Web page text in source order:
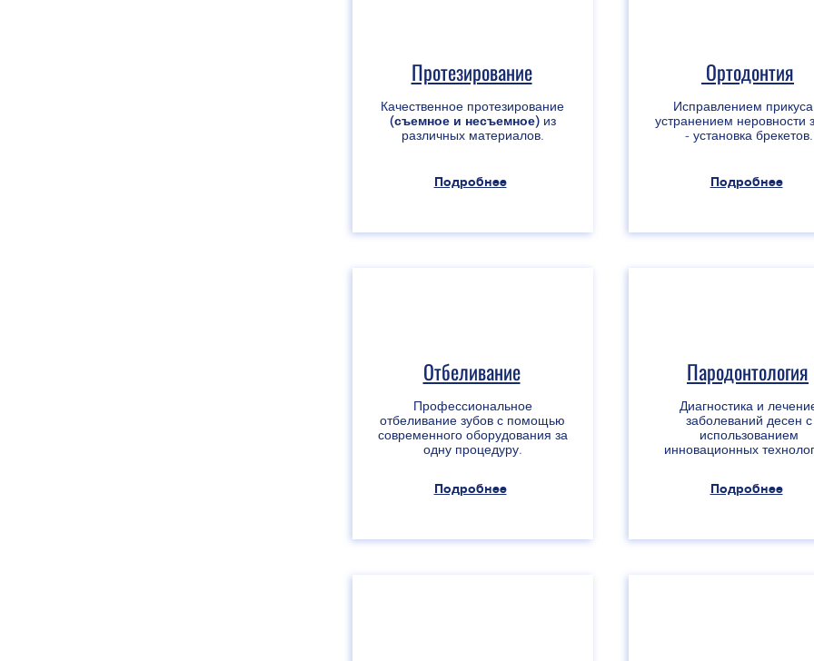
Протезирование
Качественное протезирование
(съемное и несъемное) из
различных материалов.
Подробнее
Отбеливание
Профессиональное
отбеливание зубов с помощью
современного оборудования за
одну процедуру.
Подробнее
Ортодонтия
Исправлением
устранением неровности
- установка брекетов.
Подробнее
Пародонтология
Диагностика и
заболеваний десен с
использованием
инновационных
Подробнее